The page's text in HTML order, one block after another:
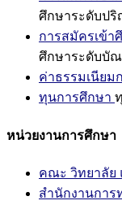
ศึกษาระดับป
การสมัครเข้
ศึกษาระดับบั
ค่าธรรมเนียม
ทุนการศึกษา
หน่วยงานการศึกษา
คณะ วิทยาลัย
สำนักงานการ